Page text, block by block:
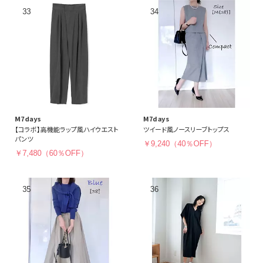
M7days
【コラボ】高機能ラップ風ハイウエスト
パンツ
￥7,480（60％OFF）
M7days
ツイード風ノースリーブトップス
￥9,240（40％OFF）